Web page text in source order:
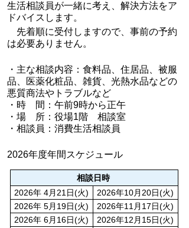
生活相談員が一緒に考え、解決方法をア
ドバイスします。
先着順に受付しますので、事前の予約
は必要ありません。
・主な相談内容：食料品、住居品、被服
品、医薬化粧品、雑貨、光熱水品などの
悪質商法やトラブルなど
・時 間：午前9時から正午
・場 所：役場1階 相談室
・相談員：消費生活相談員
2026年度年間スケジュール
相談日時
2026年 4月21日(火)
2026年10月20日(火)
2026年 5月19日(火)
2026年11月17日(火)
2026年 6月16日(火)
2026年12月15日(火)